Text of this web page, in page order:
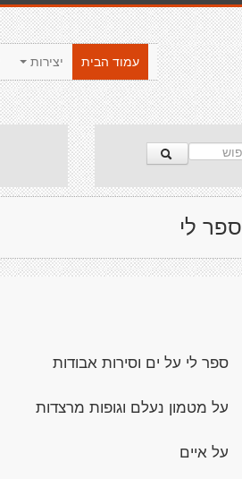
יצירות
עמוד הבית
ספר לי
ספר לי על ים וסירות אבודות
על מטמון נעלם וגופות מרצדות
על איים